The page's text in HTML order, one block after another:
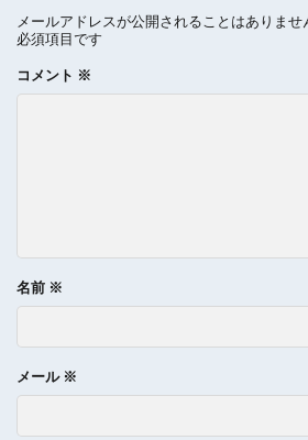
メールアドレスが公開されることはありませ
必須項目です
コメント ※
名前 ※
メール ※